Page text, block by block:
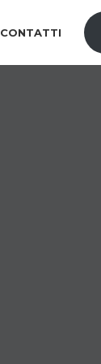
CONTATTI